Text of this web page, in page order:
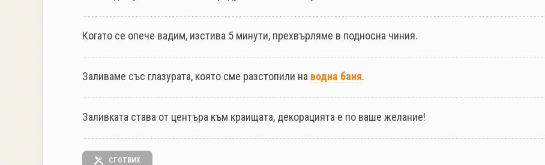
Когато се опече вадим, изстива 5 минути, прехвърляме в подносна чиния.
Заливаме със глазурата, която сме разстопили на водна баня.
Заливката става от центъра към краищата, декорацията е по ваше желание!
СГОТВИХ